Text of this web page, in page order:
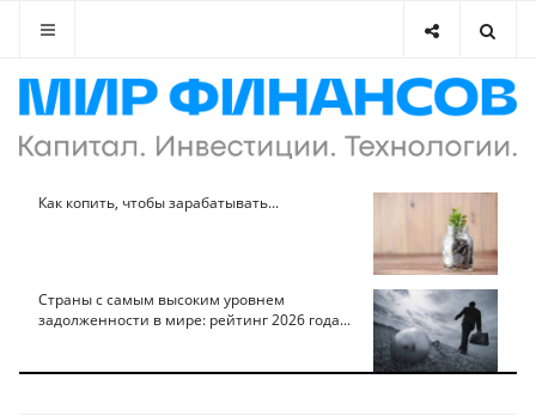
Как копить, чтобы зарабатывать...
Страны с самым высоким уровнем
задолженности в мире: рейтинг 2026 года...